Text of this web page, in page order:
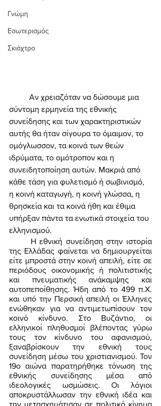
Γνώμη
Εσωτερισμός
Σκιάχτρο
σύντομη ερμηνεία της εθνικής
συνείδησης και των χαρακτηριστικών
αυτής θα ήταν σίγουρα το όμαιμον, το
ομόγλωσσον, τα κοινά των θεών
ιδρύματα, το ομότροπον και η
συνειδητοποίηση αυτών. Μακριά από
κάθε τάση για φυλετισμό ή σωβινισμό,
η κοινή καταγωγή, η κοινή γλώσσα, η
θρησκεία και τα κοινά ήθη και έθιμα
υπήρξαν πάντα τα ενωτικά στοιχεία του
ελληνισμού.
της Ελλάδας φαίνεται να δημιουργείται
είτε μπροστά στην κοινή απειλή, είτε σε
περιόδους οικονομικής ή πολιτιστικής
και πνευματικής ανάκαμψης και
αυτοπεποίθησης. Ήδη από το 499 π.Χ.
και υπό την Περσική απειλή οι Έλληνες
ενώθηκαν για να αντιμετωπίσουν τον
κοινό κίνδυνο. Στο Βυζάντιο, οι
ελληνικοί πληθυσμοί βλέποντας γύρω
τους τον κίνδυνο του αφανισμού,
ξαναβρίσκουν την εθνική τους
συνείδηση μέσω του χριστιανισμού. Τον
19ο αιώνα παρατηρήθηκε τόνωση της
εθνικής συνείδησης μέσα από
ιδεολογικές ωσμώσεις. Οι λόγιοι
αποκρυστάλλωσαν την εθνική ιδέα και